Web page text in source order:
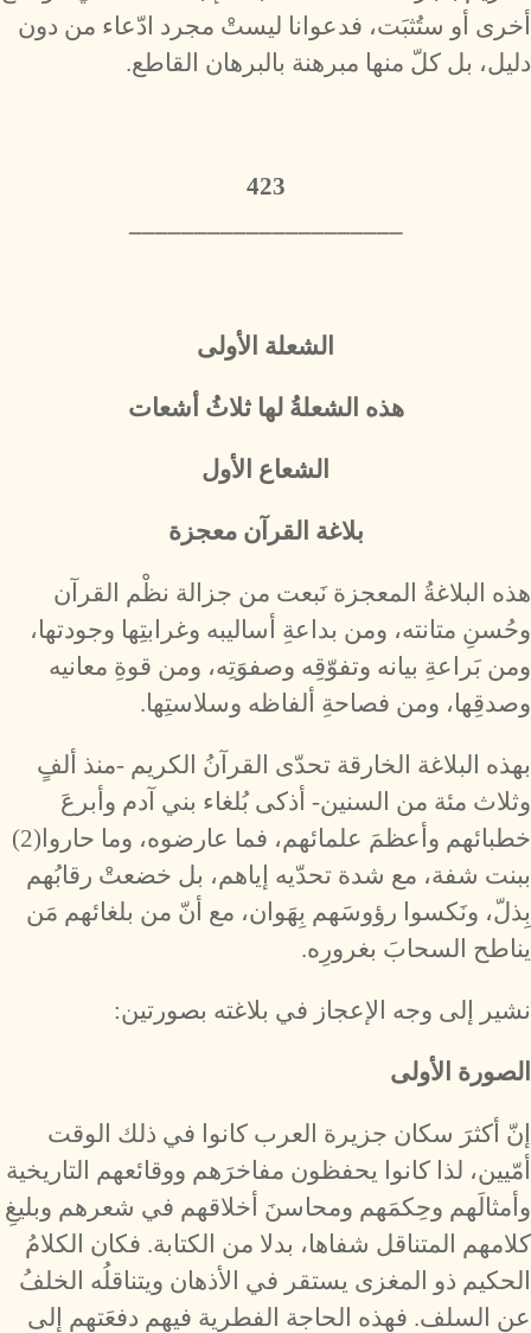
أخرى أو ستُثبَت، فدعوانا ليستْ مجرد ادّعاء من دون
دليل، بل كلّ منها مبرهنة بالبرهان القاطع.
423
الشعلة الأولى
هذه الشعلةُ لها ثلاثُ أشعات
الشعاع الأول
بلاغة القرآن معجزة
هذه البلاغةُ المعجزة نَبعت من جزالة نظْم القرآن
وحُسنِ متانته، ومن بداعةِ أساليبه وغرابتِها وجودتها،
ومن بَراعةِ بيانه وتفوّقِه وصفوَتِه، ومن قوةِ معانيه
وصدقِها، ومن فصاحةِ ألفاظه وسلاستِها.
بهذه البلاغة الخارقة تحدّى القرآنُ الكريم -منذ ألفٍ
وثلاث مئة من السنين- أذكى بُلغاء بني آدم وأبرعَ
خطبائهم وأعظمَ علمائهم، فما عارضوه، وما حاروا(2)
ببنت شفة، مع شدة تحدّيه إياهم، بل خضعتْ رقابُهم
بِذلّ، ونَكسوا رؤوسَهم بِهَوان، مع أنّ من بلغائهم مَن
يناطح السحابَ بغرورِه.
نشير إلى وجه الإعجاز في بلاغته بصورتين:
الصورة الأولى
إنّ أكثرَ سكان جزيرة العرب كانوا في ذلك الوقت
أمّيين، لذا كانوا يحفظون مفاخرَهم ووقائعهم التاريخية
وأمثالَهم وحِكمَهم ومحاسنَ أخلاقهم في شعرهم وبليغِ
كلامهم المتناقل شفاها، بدلا من الكتابة. فكان الكلامُ
الحكيم ذو المغزى يستقر في الأذهان ويتناقلُه الخلفُ
عن السلف. فهذه الحاجة الفطرية فيهم دفعَتهم إلى